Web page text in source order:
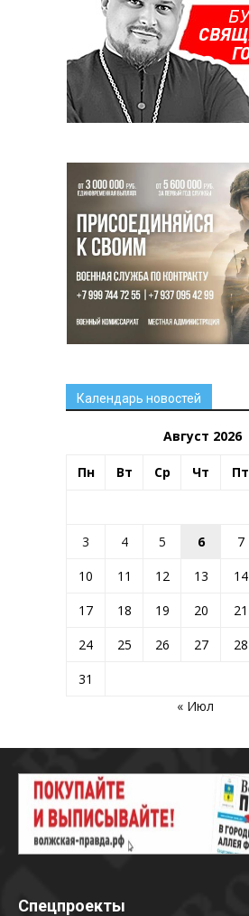
Календарь новостей
Август 2026
Пн Вт Ср Чт Пт
3
4 5 6 7
10
11 12 13 14
17
18 19 20 21
24
25 26 27 28
31
« Июл
Спецпроекты